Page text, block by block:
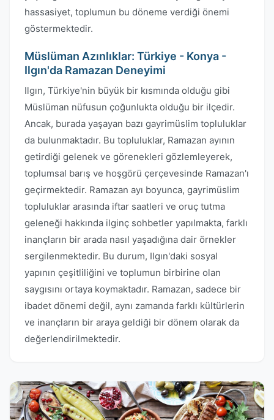
hassasiyet, toplumun bu döneme verdiği önemi
göstermektedir.
Müslüman Azınlıklar: Türkiye - Konya -
Ilgın'da Ramazan Deneyimi
Ilgın, Türkiye'nin büyük bir kısmında olduğu gibi
Müslüman nüfusun çoğunlukta olduğu bir ilçedir.
Ancak, burada yaşayan bazı gayrimüslim topluluklar
da bulunmaktadır. Bu topluluklar, Ramazan ayının
getirdiği gelenek ve görenekleri gözlemleyerek,
toplumsal barış ve hoşgörü çerçevesinde Ramazan'ı
geçirmektedir. Ramazan ayı boyunca, gayrimüslim
topluluklar arasında iftar saatleri ve oruç tutma
geleneği hakkında ilginç sohbetler yapılmakta, farklı
inançların bir arada nasıl yaşadığına dair örnekler
sergilenmektedir. Bu durum, Ilgın'daki sosyal
yapının çeşitliliğini ve toplumun birbirine olan
saygısını ortaya koymaktadır. Ramazan, sadece bir
ibadet dönemi değil, aynı zamanda farklı kültürlerin
ve inançların bir araya geldiği bir dönem olarak da
değerlendirilmektedir.